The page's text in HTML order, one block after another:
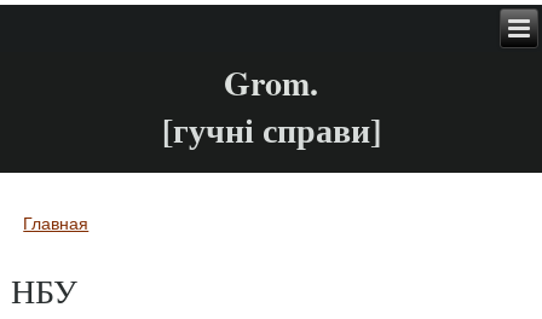
Grom.
[гучні справи]
Вы здесь
Главная
НБУ